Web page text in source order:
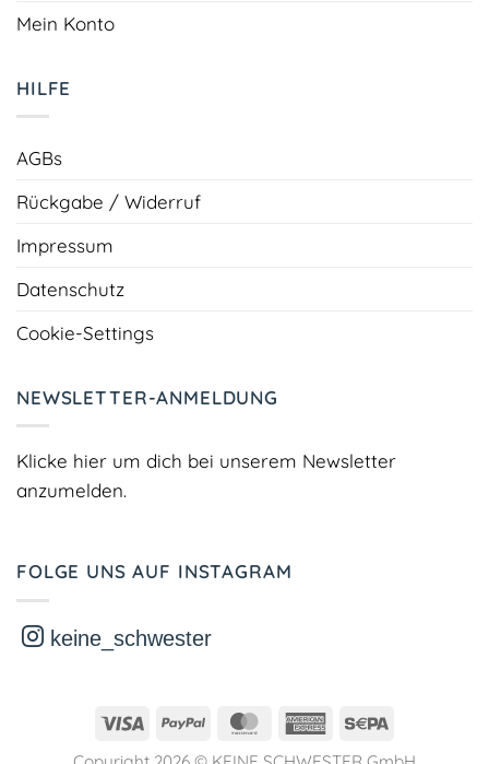
Mein Konto
HILFE
AGBs
Rückgabe / Widerruf
Impressum
Datenschutz
Cookie-Settings
NEWSLETTER-ANMELDUNG
Klicke hier um dich bei unserem Newsletter
anzumelden.
FOLGE UNS AUF INSTAGRAM
keine_schwester
Visa PayPal MasterCardAmerican